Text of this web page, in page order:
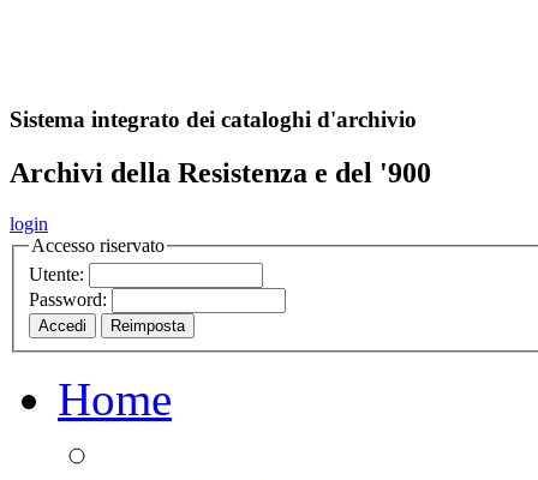
Sistema integrato dei cataloghi d'archivio
Archivi della Resistenza e del '900
login
Accesso riservato
Utente:
Password:
Home